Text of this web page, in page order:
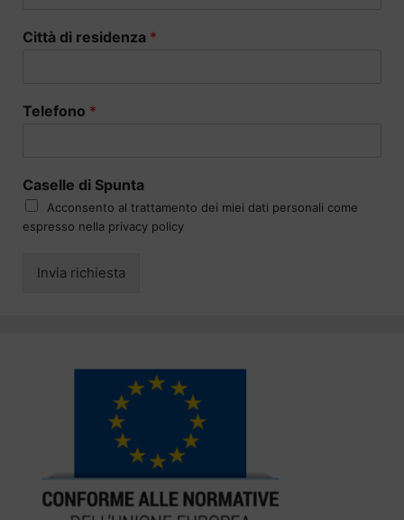
Città di residenza *
Telefono *
Caselle di Spunta
Acconsento al trattamento dei miei dati personali come
espresso nella privacy policy
Invia richiesta